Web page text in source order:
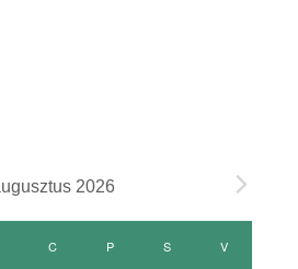
2026
CCSÜTÖRTÖK
PPÉNTEK SSZOMBAT
VVASÁRNAP